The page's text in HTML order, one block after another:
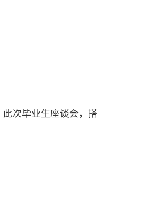
次毕业生座谈会，搭